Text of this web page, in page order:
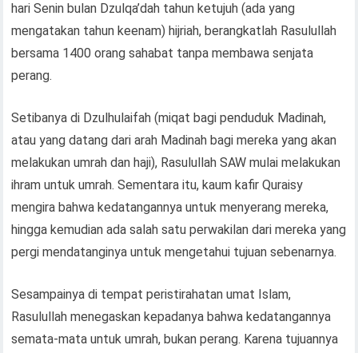
hari Senin bulan Dzulqa’dah tahun ketujuh (ada yang
mengatakan tahun keenam) hijriah, berangkatlah Rasulullah
bersama 1400 orang sahabat tanpa membawa senjata
perang.
Setibanya di Dzulhulaifah (miqat bagi penduduk Madinah,
atau yang datang dari arah Madinah bagi mereka yang akan
melakukan umrah dan haji), Rasulullah SAW mulai melakukan
ihram untuk umrah. Sementara itu, kaum kafir Quraisy
mengira bahwa kedatangannya untuk menyerang mereka,
hingga kemudian ada salah satu perwakilan dari mereka yang
pergi mendatanginya untuk mengetahui tujuan sebenarnya.
Sesampainya di tempat peristirahatan umat Islam,
Rasulullah menegaskan kepadanya bahwa kedatangannya
semata-mata untuk umrah, bukan perang. Karena tujuannya